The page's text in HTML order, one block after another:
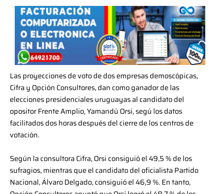
Las proyecciones de voto de dos empresas demoscópicas,
Cifra y Opción Consultores, dan como ganador de las
elecciones presidenciales uruguayas al candidato del
opositor Frente Amplio, Yamandú Orsi, segú los datos
facilitados dos horas después del cierre de los centros de
votación.
Según la consultora Cifra, Orsi consiguió el 49,5 % de los
sufragios, mientras que el candidato del oficialista Partido
Nacional, Álvaro Delgado, consiguió el 46,9 %. En tanto,